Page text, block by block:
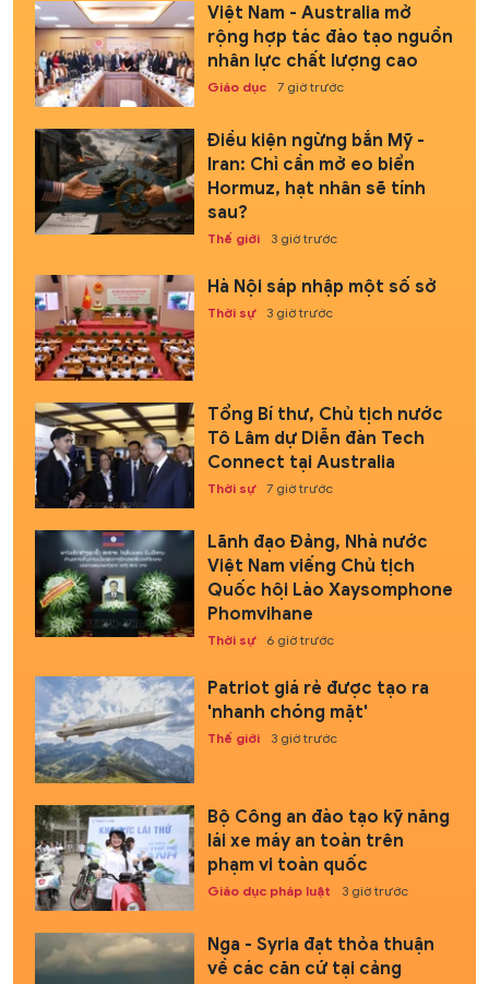
Việt Nam - Australia mở
rộng hợp tác đào tạo nguồn
nhân lực chất lượng cao
Giáo dục 7 giờ trước
Điều kiện ngừng bắn Mỹ -
Iran: Chỉ cần mở eo biển
Hormuz, hạt nhân sẽ tính
sau?
Thế giới 3 giờ trước
Hà Nội sáp nhập một số sở
Thời sự 3 giờ trước
Tổng Bí thư, Chủ tịch nước
Tô Lâm dự Diễn đàn Tech
Connect tại Australia
Thời sự 7 giờ trước
Lãnh đạo Đảng, Nhà nước
Việt Nam viếng Chủ tịch
Quốc hội Lào Xaysomphone
Phomvihane
Thời sự 6 giờ trước
Patriot giá rẻ được tạo ra
'nhanh chóng mặt'
Thế giới 3 giờ trước
Bộ Công an đào tạo kỹ năng
lái xe máy an toàn trên
phạm vi toàn quốc
Giáo dục pháp luật 3 giờ trước
Nga - Syria đạt thỏa thuận
về các căn cứ tại cảng